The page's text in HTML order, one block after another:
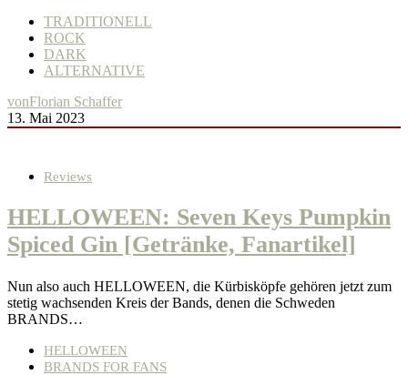
TRADITIONELL
ROCK
DARK
ALTERNATIVE
vonFlorian Schaffer
13. Mai 2023
Reviews
HELLOWEEN: Seven Keys Pumpkin
Spiced Gin [Getränke, Fanartikel]
Nun also auch HELLOWEEN, die Kürbisköpfe gehören jetzt zum
stetig wachsenden Kreis der Bands, denen die Schweden
BRANDS…
HELLOWEEN
BRANDS FOR FANS